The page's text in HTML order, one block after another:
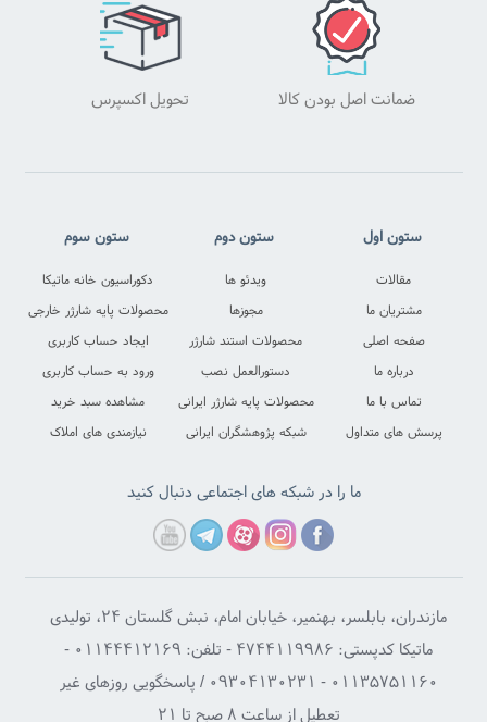
ضمانت اصل بودن کالا تحویل اکسپرس
ستون سوم
ما را در شبکه های اجتماعی دنبال کنید
مازندران، بابلسر، بهنمیر، خیابان امام، نبش گلستان ۲۴، تولیدی
ماتیکا کدپستی: ۴۷۴۴۱۱۹۹۸۶ - تلفن: ۰۱۱۴۴۴۱۲۱۶۹ -
۰۱۱۳۵۷۵۱۱۶۰ - ۰۹۳۰۴۱۳۰۲۳۱ / پاسخگویی روزهای غیر
تعطیل از ساعت ۸ صبح تا ۲۱